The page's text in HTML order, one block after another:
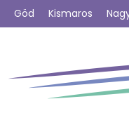
Göd Kismaros